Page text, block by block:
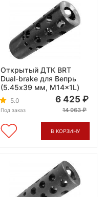
Открытый ДТК BRT
Dual-brake для Вепрь
(5.45x39 мм, M14x1L)
5.0
Под заказ
6 425
14 963
В КОРЗИНУ